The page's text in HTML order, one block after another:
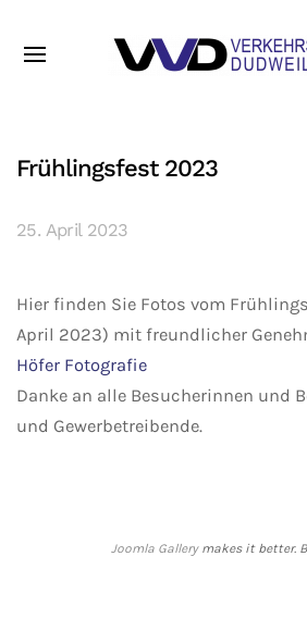
Frühlingsfest 2023
25. April 2023
Hier finden Sie Fotos vom
April 2023) mit freundlicher
Höfer Fotografie
Danke an alle Besucherinnen und
und Gewerbetreibende.
Joomla Gallerymakes it better.